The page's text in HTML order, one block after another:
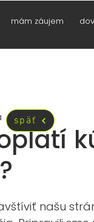
mám záujem
našu
späť